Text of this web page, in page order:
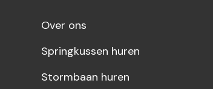
Over ons
Springkussen huren
Stormbaan huren